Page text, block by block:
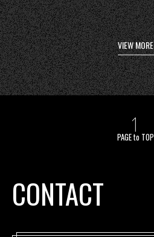
VIEW MORE
PAGE to TOP
CONTACT